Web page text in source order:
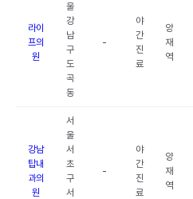
라이
프의
원
울
강
남
구
도
곡
동
-
야
간
진
료
양
재
역
강남
탑내
과의
원
서
울
서
초
구
서
-
야
간
진
료
양
재
역